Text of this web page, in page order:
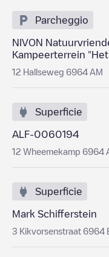
Parcheggio
NIVON
Kampeerterrein
12 Hallseweg 6964 AM
Superficie
ALF-0060194
12 Wheemekamp 6964
Superficie
Mark Schifferstein
3 Kikvorsenstraat 6964